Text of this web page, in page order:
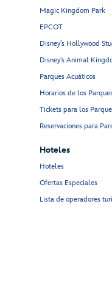
Magic Kingdom Park
EPCOT
Disney’s Hollywood
Disney's Animal
Parques Acuáticos
Horarios de los
Tickets para los
Reservaciones para
Hoteles
Hoteles
Ofertas Especiales
Lista de operadores